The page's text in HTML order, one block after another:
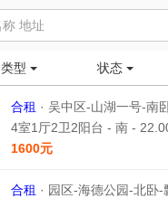
类型 状态
合租 · 吴中区-山湖一号-南
4室1厅2卫2阳台 - 南 -
1600元
合租 · 园区-海德公园-北卧-